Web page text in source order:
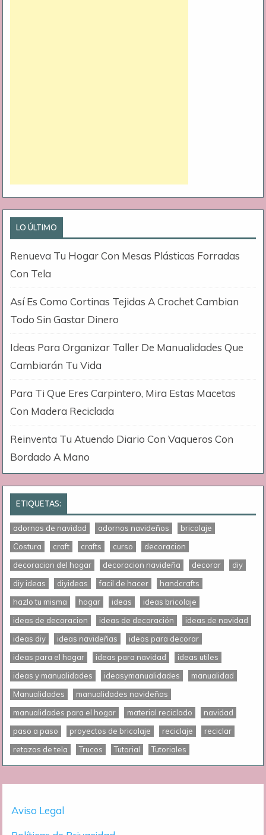
LO ÚLTIMO
Renueva Tu Hogar Con Mesas Plásticas Forradas
Con Tela
Así Es Como Cortinas Tejidas A Crochet Cambian
Todo Sin Gastar Dinero
Ideas Para Organizar Taller De Manualidades Que
Cambiarán Tu Vida
Para Ti Que Eres Carpintero, Mira Estas Macetas
Con Madera Reciclada
Reinventa Tu Atuendo Diario Con Vaqueros Con
Bordado A Mano
ETIQUETAS:
adornos de navidad adornos navideños
bricolaje
Costura
craft crafts curso
decoracion
decoracion del hogar
decoracion navideña decorar
diy
diy ideas
diyideas facil de hacer
handcrafts
hazlo tu misma
hogar ideas
ideas bricolaje
ideas de decoracion
ideas de decoración
ideas de navidad
ideas diy
ideas navideñas
ideas para decorar
ideas para el hogar
ideas para navidad
ideas utiles
ideas y manualidades
ideasymanualidades
manualidad
Manualidades
manualidades navideñas
manualidades para el hogar
material reciclado
navidad
paso a paso
proyectos de bricolaje reciclaje
reciclar
retazos de tela
Trucos Tutorial Tutoriales
Aviso Legal